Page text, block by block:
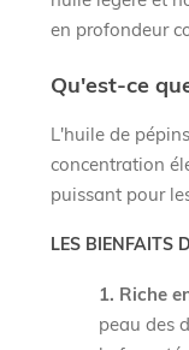
en profondeur
Qu'est-ce
L'huile de
concentration
puissant pour
LES BIENFAITS
1. Riche
peau des